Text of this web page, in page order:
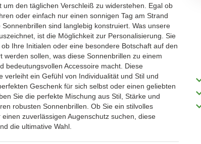
um den täglichen Verschleiß zu widerstehen. Egal ob
oder einfach nur einen sonnigen Tag am Strand
sind langlebig konstruiert. Was unsere
ist die Möglichkeit zur Personalisierung. Sie
Ihre Initialen oder eine besondere Botschaft auf den
werden sollen, was diese Sonnenbrillen zu einem
bedeutungsvollen Accessoire macht. Diese
verleiht ein Gefühl von Individualität und Stil und
Geschenk für sich selbst oder einen geliebten
Sie die perfekte Mischung aus Stil, Stärke und
robusten Sonnenbrillen. Ob Sie ein stilvolles
zuverlässigen Augenschutz suchen, diese
die ultimative Wahl.